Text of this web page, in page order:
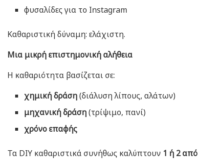
φυσαλίδες για το Instagram
Καθαριστική δύναμη: ελάχιστη.
Μια μικρή επιστημονική αλήθεια
Η καθαριότητα βασίζεται σε:
χημική δράση(διάλυση λίπους, αλάτων)
μηχανική δράση(τρίψιμο, πανί)
χρόνο επαφής
Τα DIY καθαριστικά συνήθως καλύπτουν 1 ή 2 από